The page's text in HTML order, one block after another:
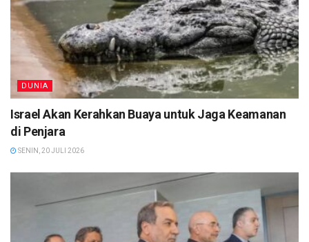
DUNIA
Israel Akan Kerahkan Buaya untuk Jaga Keamanan
di Penjara
SENIN, 20 JULI 2026